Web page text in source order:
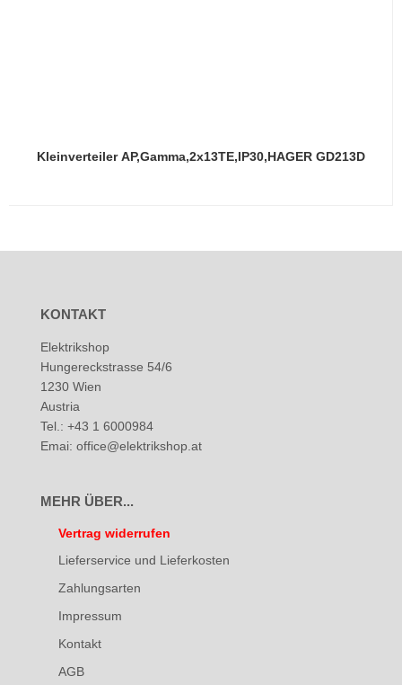
Kleinverteiler AP,Gamma,2x13TE,IP30,HAGER GD213D
KONTAKT
Elektrikshop
Hungereckstrasse 54/6
1230 Wien
Austria
Tel.: +43 1 6000984
Emai: office@elektrikshop.at
MEHR ÜBER...
Vertrag widerrufen
Lieferservice und Lieferkosten
Zahlungsarten
Impressum
Kontakt
AGB